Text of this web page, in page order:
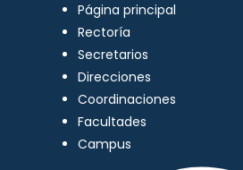
Página principal
Rectoría
Secretarios
Direcciones
Coordinaciones
Facultades
Campus